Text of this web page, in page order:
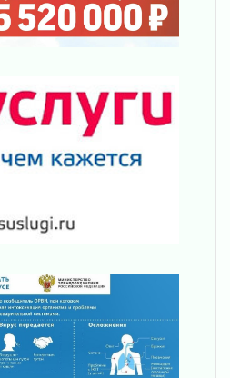
Ленобласти
на 40% за год
для детей и взрослых
заслуги жителей перед